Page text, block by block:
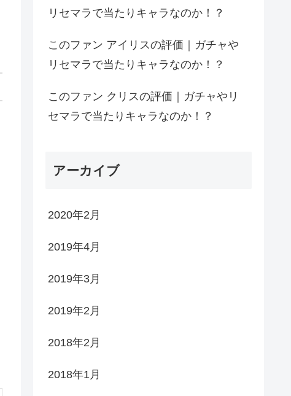
リセマラで当たりキャラなのか！？
このファン アイリスの評価｜ガチャや
リセマラで当たりキャラなのか！？
このファン クリスの評価｜ガチャやリ
セマラで当たりキャラなのか！？
アーカイブ
2020年2月
2019年4月
2019年3月
2019年2月
2018年2月
2018年1月